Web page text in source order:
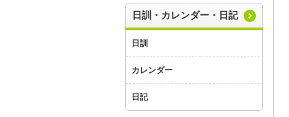
日訓・カレンダー・日記
日訓
カレンダー
日記